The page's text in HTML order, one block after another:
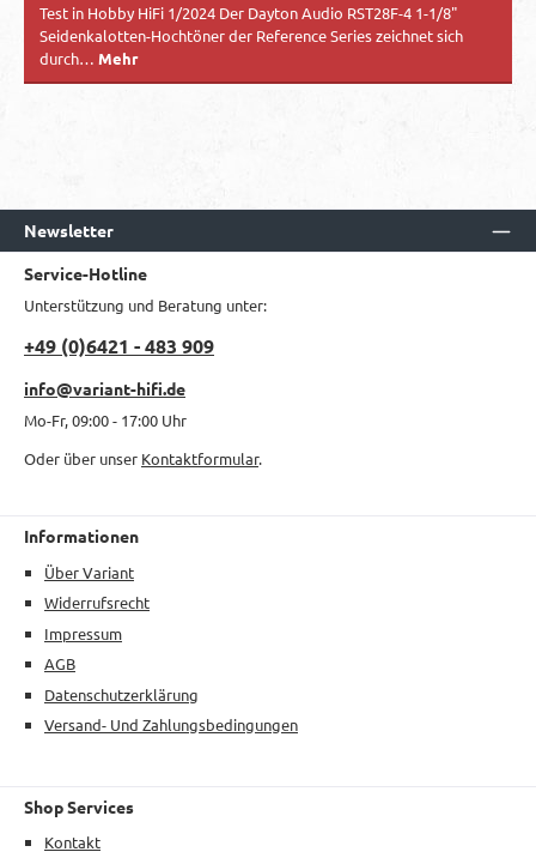
Test in Hobby HiFi 1/2024 Der Dayton Audio RST28F-4 1-1/8"
Seidenkalotten-Hochtöner der Reference Series zeichnet sich
durch… Mehr
Newsletter
Service-Hotline
Unterstützung und Beratung unter:
+49 (0)6421 - 483 909
info@variant-hifi.de
Mo-Fr, 09:00 - 17:00 Uhr
Oder über unser Kontaktformular.
Informationen
Über Variant
Widerrufsrecht
Impressum
AGB
Datenschutzerklärung
Versand- Und Zahlungsbedingungen
Shop Services
Kontakt